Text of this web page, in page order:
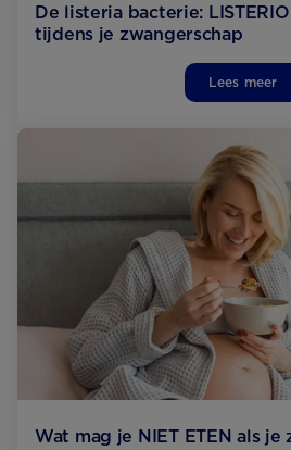
De listeria bacterie:
tijdens je zwangerschap
Lees meer
Wat mag je NIET ETEN als je